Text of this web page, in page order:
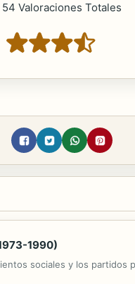
54 Valoraciones Totales
1990)
sociales y los partidos